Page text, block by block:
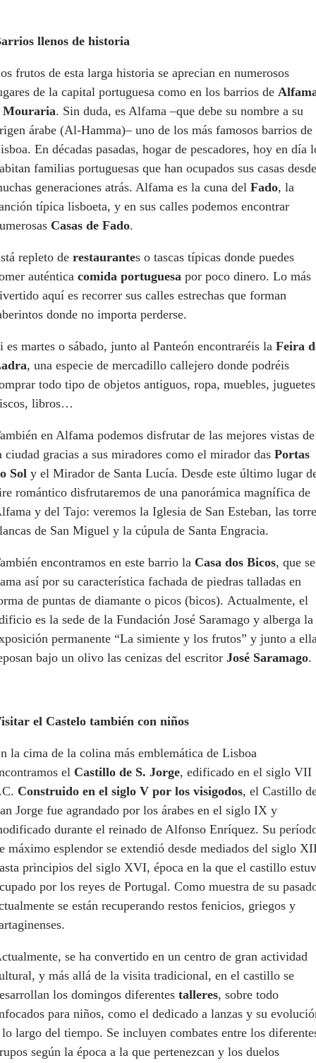
llenos de historia
frutos de esta larga historia se aprecian en numerosos
de la capital portuguesa como en los barrios de
Mouraria. Sin duda, es Alfama –que debe su nombre a su
árabe (Al-Hamma)– uno de los más famosos barrios de
En décadas pasadas, hogar de pescadores, hoy en día
familias portuguesas que han ocupados sus casas desde
generaciones atrás. Alfama es la cuna del Fado, la
típica lisboeta, y en sus calles podemos encontrar
Casas de Fado.
repleto de restaurantes o tascas típicas donde puedes
auténtica comida portuguesa por poco dinero. Lo más
aquí es recorrer sus calles estrechas que forman
donde no importa perderse.
es martes o sábado, junto al Panteón encontraréis la Feira
, una especie de mercadillo callejero donde podréis
todo tipo de objetos antiguos, ropa, muebles,
libros…
en Alfama podemos disfrutar de las mejores vistas de
ciudad gracias a sus miradores como el mirador das Portas
Sol y el Mirador de Santa Lucía. Desde este último lugar
romántico disfrutaremos de una panorámica magnífica de
y del Tajo: veremos la Iglesia de San Esteban, las
de San Miguel y la cúpula de Santa Engracia.
encontramos en este barrio la Casa dos Bicos, que se
así por su característica fachada de piedras talladas en
de puntas de diamante o picos (bicos). Actualmente, el
es la sede de la Fundación José Saramago y alberga la
permanente “La simiente y los frutos” y junto a
bajo un olivo las cenizas del escritor José Saramago
el Castelo también con niños
la cima de la colina más emblemática de Lisboa
el Castillo de S. Jorge, edificado en el siglo VII
Construido en el siglo V por los visigodos, el Castillo
Jorge fue agrandado por los árabes en el siglo IX y
durante el reinado de Alfonso Enríquez. Su
máximo esplendor se extendió desde mediados del siglo
principios del siglo XVI, época en la que el castillo
por los reyes de Portugal. Como muestra de su
se están recuperando restos fenicios, griegos y
se ha convertido en un centro de gran actividad
y más allá de la visita tradicional, en el castillo se
los domingos diferentes talleres, sobre todo
para niños, como el dedicado a lanzas y su
lo largo del tiempo. Se incluyen combates entre los
según la época a la que pertenezcan y los duelos